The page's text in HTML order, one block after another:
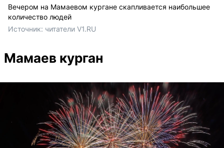
Вечером на Мамаевом кургане скапливается наибольшее
количество людей
Источник: читатели V1.RU
Мамаев курган